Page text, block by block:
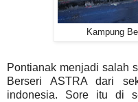
Kampung
Pontianak menjadi salah
Berseri ASTRA dari
indonesia. Sore itu di